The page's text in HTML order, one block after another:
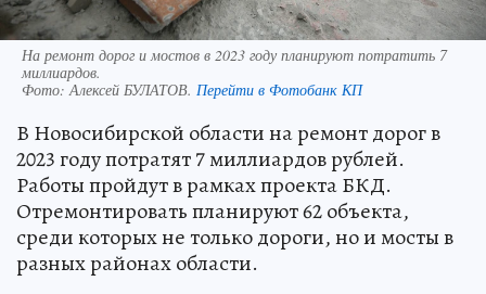
На ремонт дорог и мостов в 2023 году планируют потратить 7
миллиардов.
Фото: Алексей БУЛАТОВ. Перейти в Фотобанк КП
В Новосибирской области на ремонт дорог в
2023 году потратят 7 миллиардов рублей.
Работы пройдут в рамках проекта БКД.
Отремонтировать планируют 62 объекта,
среди которых не только дороги, но и мосты в
разных районах области.